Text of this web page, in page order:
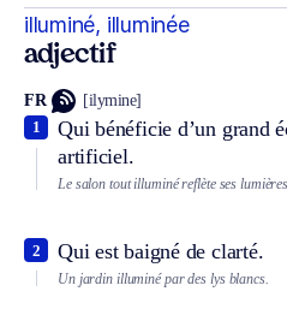
illuminé, illuminée
adjectif
FR [ilymine]
Qui bénéficie d’un grand
artificiel.
1
Le salon tout illuminé reflète ses
Qui est baigné de clarté.
2
Un jardin illuminé par des lys blancs.